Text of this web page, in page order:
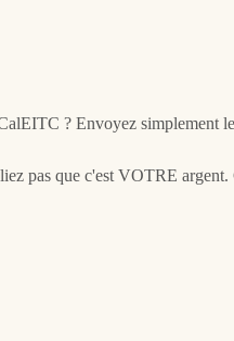
? Envoyez simplement
pas que c'est VOTRE